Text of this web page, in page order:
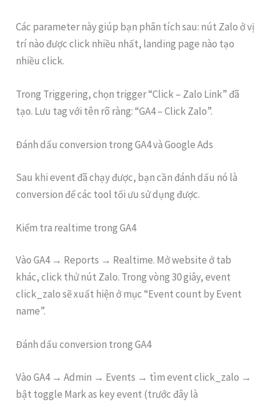
Các parameter này giúp bạn phân tích sau: nút Zalo ở vị
trí nào được click nhiều nhất, landing page nào tạo
nhiều click.
Trong Triggering, chọn trigger “Click – Zalo Link” đã
tạo. Lưu tag với tên rõ ràng: “GA4 – Click Zalo”.
Đánh dấu conversion trong GA4 và Google Ads
Sau khi event đã chạy được, bạn cần đánh dấu nó là
conversion để các tool tối ưu sử dụng được.
Kiểm tra realtime trong GA4
Vào GA4 → Reports → Realtime. Mở website ở tab
khác, click thử nút Zalo. Trong vòng 30 giây, event
click_zalo sẽ xuất hiện ở mục “Event count by Event
name”.
Đánh dấu conversion trong GA4
Vào GA4 → Admin → Events → tìm event click_zalo →
bật toggle Mark as key event (trước đây là